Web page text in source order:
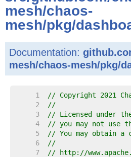
mesh/chaos-
mesh/pkg/
Documentation:
mesh/chaos-mesh/pkg/
     1
// Copyright 2021
     2
//
     3
// Licensed under
     4
// you may not use
     5
// You may obtain a
     6
//
     7
// http://